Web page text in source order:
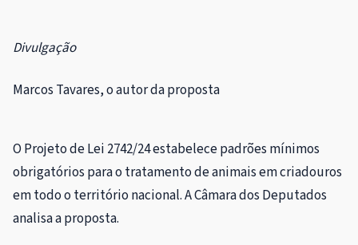
Divulgação
Marcos Tavares, o autor da proposta
O Projeto de Lei 2742/24 estabelece padrões mínimos
obrigatórios para o tratamento de animais em criadouros
em todo o território nacional. A Câmara dos Deputados
analisa a proposta.